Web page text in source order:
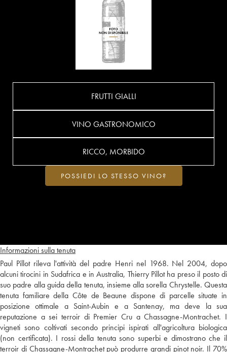
Informazioni sulla tenuta
Paul Pillot rileva l'attività del padre Henri nel 1968. Nel 2004, dopo
alcuni tirocini in Sudafrica e in Australia, Thierry Pillot ha preso il posto di
suo padre alla guida della tenuta, insieme alla sorella Chrystelle. Questa
tenuta familiare della Côte de Beaune dispone di parcelle situate in
posizione ottimale a Saint-Aubin e a Santenay, ma deve la sua
reputazione a sei terroir di Premier Cru a Chassagne-Montrachet. I
vigneti sono coltivati secondo principi ispirati all'agricoltura biologica
(non certificata). I rossi della tenuta sono superbi e dimostrano che il
terroir di Chassagne-Montrachet può produrre grandi pinot noir. Il 70%
FRUTTI GIALLI
VINO GASTRONOMICO
RICCO, MORBIDO
POSSIEDI LO STESSO VINO?